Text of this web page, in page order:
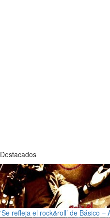
Destacados
‘Se refleja el rock&roll’ de Básico